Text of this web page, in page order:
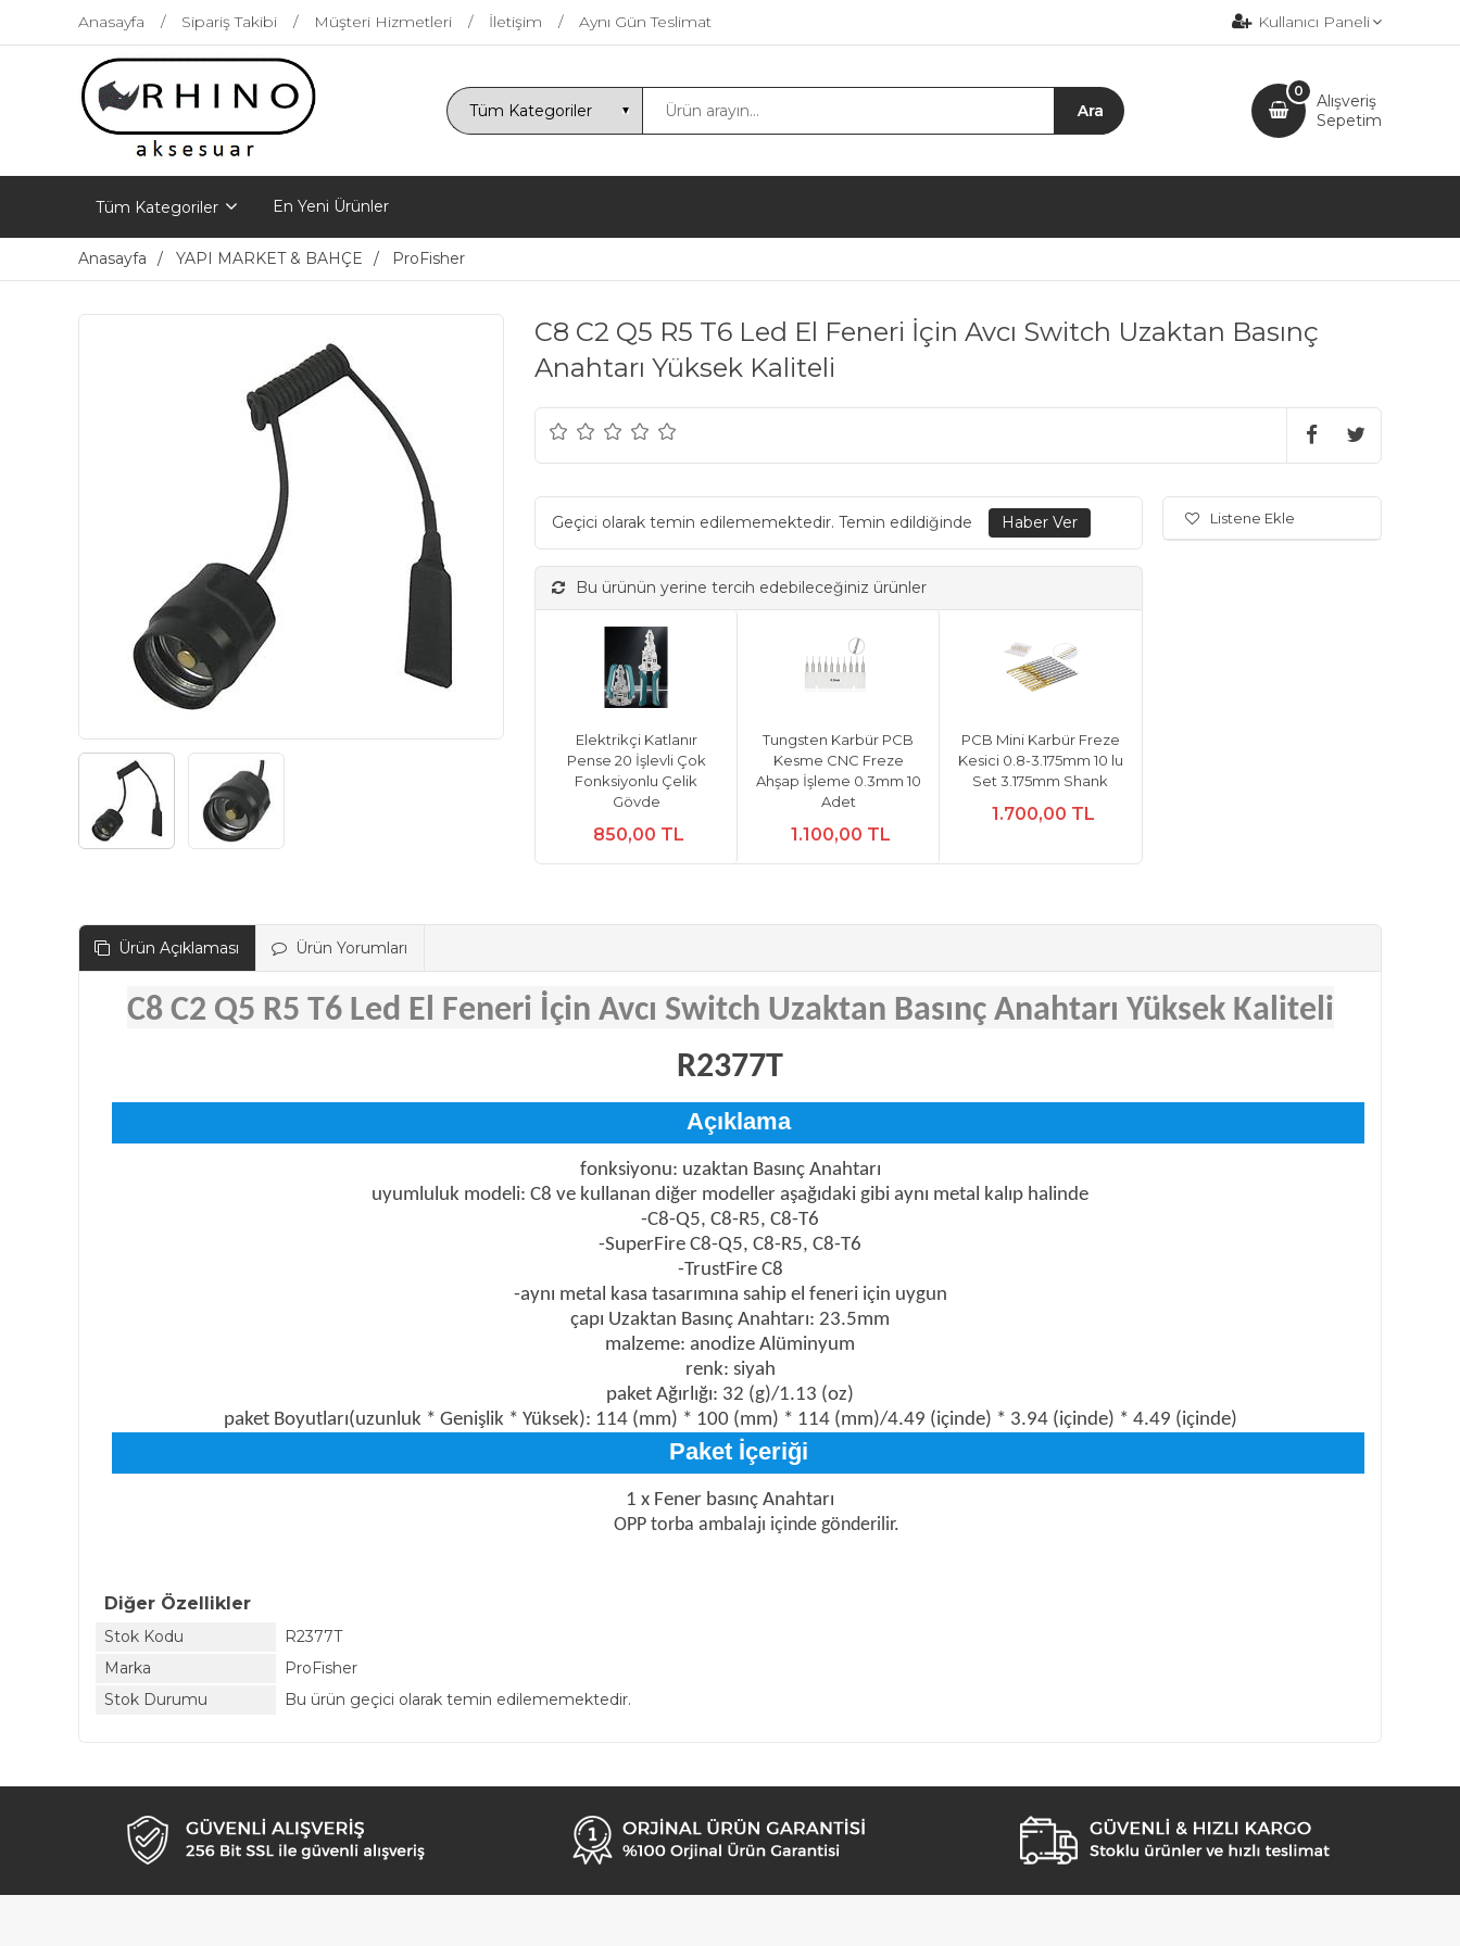
Anasayfa Sipariş Takibi Müşteri Hizmetleri İletişim Aynı Gün Teslimat Kullanıcı Paneli
Alışveriş
Sepetim
0
Tüm Kategoriler En Yeni Ürünler
Anasayfa YAPI MARKET & BAHÇE ProFisher
C8 C2 Q5 R5 T6 Led El Feneri İçin Avcı Switch Uzaktan Basınç
Anahtarı Yüksek Kaliteli
Geçici olarak temin edilememektedir. Temin edildiğinde
Bu ürünün yerine tercih edebileceğiniz ürünler
Elektrikçi Katlanır
Pense 20 İşlevli Çok
Fonksiyonlu Çelik
Gövde
850,00 TL
Tungsten Karbür PCB
Kesme CNC Freze
Ahşap İşleme 0.3mm 10
Adet
1.100,00 TL
PCB Mini Karbür Freze
Kesici 0.8-3.175mm 10 lu
Set 3.175mm Shank
1.700,00 TL
Listene Ekle
Ürün Açıklaması Ürün Yorumları
C8 C2 Q5 R5 T6 Led El Feneri İçin Avcı Switch Uzaktan Basınç Anahtarı Yüksek Kaliteli
R2377T
Açıklama
fonksiyonu: uzaktan Basınç Anahtarı
uyumluluk modeli: C8 ve kullanan diğer modeller aşağıdaki gibi aynı metal kalıp halinde
-C8-Q5, C8-R5, C8-T6
-SuperFire C8-Q5, C8-R5, C8-T6
-TrustFire C8
-aynı metal kasa tasarımına sahip el feneri için uygun
çapı Uzaktan Basınç Anahtarı: 23.5mm
malzeme: anodize Alüminyum
renk: siyah
paket Ağırlığı: 32 (g)/1.13 (oz)
paket Boyutları(uzunluk * Genişlik * Yüksek): 114 (mm) * 100 (mm) * 114 (mm)/4.49 (içinde) * 3.94 (içinde) * 4.49 (içinde)
Paket İçeriği
1 x Fener basınç Anahtarı
OPP torba ambalajı içinde gönderilir.
Diğer Özellikler
Stok Kodu
R2377T
Marka
ProFisher
Stok Durumu
Bu ürün geçici olarak temin edilememektedir.